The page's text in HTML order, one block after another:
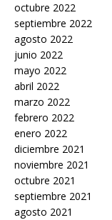
octubre 2022
septiembre 2022
agosto 2022
junio 2022
mayo 2022
abril 2022
marzo 2022
febrero 2022
enero 2022
diciembre 2021
noviembre 2021
octubre 2021
septiembre 2021
agosto 2021